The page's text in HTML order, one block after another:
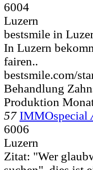
6004
Luzern
bestsmile in
In Luzern
fairen..
bestsmile.com/
Behandlung
Produktion
57 IMMOspecial
6006
Luzern
Zitat: "Wer